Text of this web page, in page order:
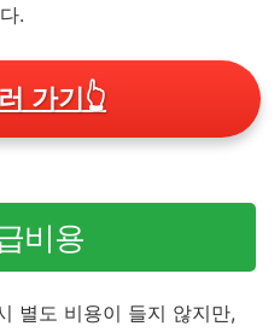
.
가기👆
비용
별도 비용이 들지 않지만,